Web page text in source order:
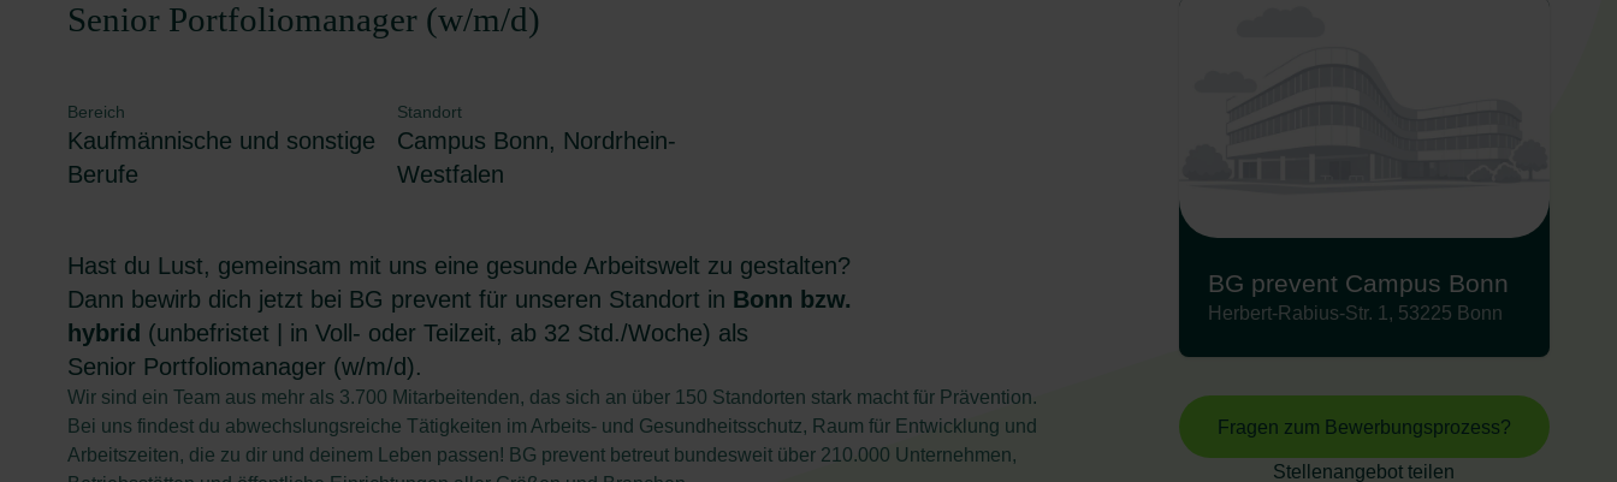
Senior Portfoliomanager (w/m/d)
Bereich
Kaufmännische und sonstige
Berufe
Standort
Campus Bonn, Nordrhein-
Westfalen
Hast du Lust, gemeinsam mit uns eine gesunde Arbeitswelt zu gestalten?
Dann bewirb dich jetzt bei BG prevent für unseren Standort in Bonn bzw.
hybrid (unbefristet | in Voll- oder Teilzeit, ab 32 Std./Woche) als
Senior Portfoliomanager (w/m/d).
Wir sind ein Team aus mehr als 3.700 Mitarbeitenden, das sich an über 150 Standorten stark macht für Prävention.
Bei uns findest du abwechslungsreiche Tätigkeiten im Arbeits- und Gesundheitsschutz, Raum für Entwicklung und
Arbeitszeiten, die zu dir und deinem Leben passen! BG prevent betreut bundesweit über 210.000 Unternehmen,
BG prevent Campus Bonn
Herbert-Rabius-Str. 1, 53225 Bonn
Fragen zum Bewerbungsprozess?
Stellenangebot teilen